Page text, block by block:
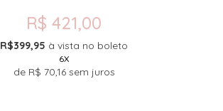
R$ 421,00
R$399,95 à vista no boleto
6X
de R$ 70,16sem juros